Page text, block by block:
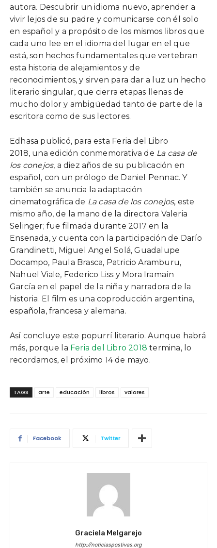
autora. Descubrir un idioma nuevo, aprender a
vivir lejos de su padre y comunicarse con él solo
en español y a propósito de los mismos libros que
cada uno lee en el idioma del lugar en el que
está, son hechos fundamentales que vertebran
esta historia de alejamientos y de
reconocimientos, y sirven para dar a luz un hecho
literario singular, que cierra etapas llenas de
mucho dolor y ambigüedad tanto de parte de la
escritora como de sus lectores.
Edhasa publicó, para esta Feria del Libro
2018, una edición conmemorativa de La casa de
los conejos, a diez años de su publicación en
español, con un prólogo de Daniel Pennac. Y
también se anuncia la adaptación
cinematográfica de La casa de los conejos, este
mismo año, de la mano de la directora Valeria
Selinger; fue filmada durante 2017 en la
Ensenada, y cuenta con la participación de Darío
Grandinetti, Miguel Angel Solá, Guadalupe
Docampo, Paula Brasca, Patricio Aramburu,
Nahuel Viale, Federico Liss y Mora Iramaín
García en el papel de la niña y narradora de la
historia. El film es una coproducción argentina,
española, francesa y alemana.
Así concluye este popurrí literario. Aunque habrá
más, porque la Feria del Libro 2018 termina, lo
recordamos, el próximo 14 de mayo.
TAGS arte educación libros valores
Facebook Twitter
Graciela Melgarejo
http://noticiaspostivas.org